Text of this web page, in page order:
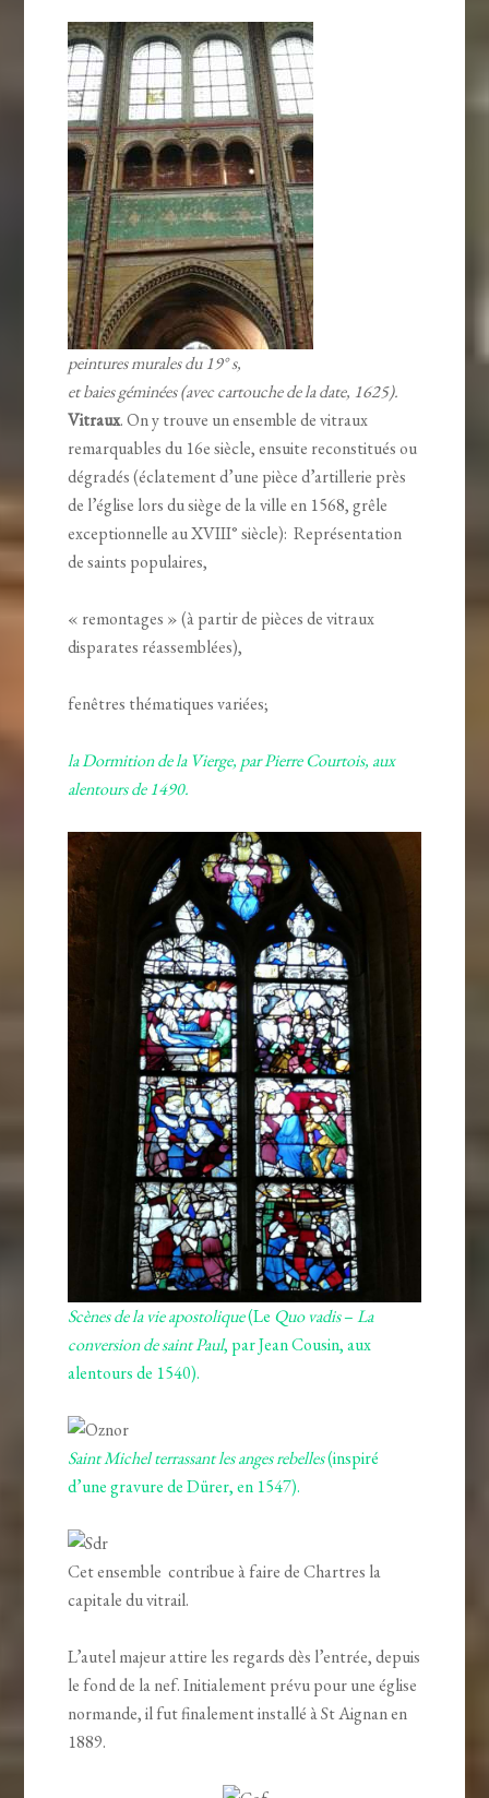
peintures murales du 19° s,
et baies géminées (avec cartouche de la date, 1625).
Vitraux. On y trouve un ensemble de vitraux
remarquables du 16e siècle, ensuite reconstitués ou
dégradés (éclatement d’une pièce d’artillerie près
de l’église lors du siège de la ville en 1568, grêle
exceptionnelle au XVIII° siècle): Représentation
de saints populaires,
« remontages » (à partir de pièces de vitraux
disparates réassemblées),
fenêtres thématiques variées;
la Dormition de la Vierge, par Pierre Courtois, aux
alentours de 1490.
Scènes de la vie apostolique(Le Quo vadis–La
conversion de saint Paul, par Jean Cousin, aux
alentours de 1540).
Saint Michel terrassant les anges rebelles(inspiré
d’une gravure de Dürer, en 1547).
Cet ensemble contribue à faire de Chartres la
capitale du vitrail.
L’autel majeur attire les regards dès l’entrée, depuis
le fond de la nef. Initialement prévu pour une église
normande, il fut finalement installé à St Aignan en
1889.